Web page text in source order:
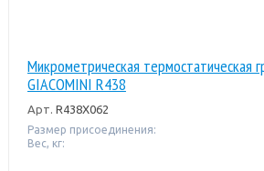
Микрометрическая термостатическая
GIACOMINI R438
Арт. R438X062
Размер присоединения:
Вес, кг: